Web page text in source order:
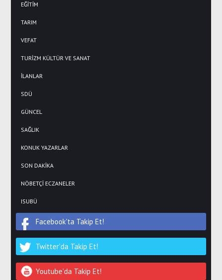
EĞİTİM
TARIM
VEFAT
TURİZM KÜLTÜR VE SANAT
İLANLAR
SDÜ
GÜNCEL
SAĞLIK
KONUK YAZARLAR
SON DAKİKA
NÖBETÇİ ECZANELER
ISUBÜ
Facebook'ta Takip Et!
Twitter'da Takip Et!
Youtube'da Takip Et!